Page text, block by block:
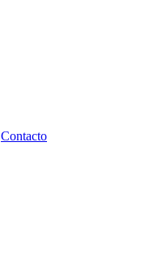
Contacto